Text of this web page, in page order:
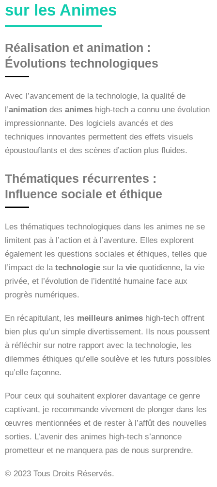
sur les Animes
Réalisation et animation :
Évolutions technologiques
Avec l’avancement de la technologie, la qualité de
l’animation des animes high-tech a connu une évolution
impressionnante. Des logiciels avancés et des
techniques innovantes permettent des effets visuels
époustouflants et des scènes d’action plus fluides.
Thématiques récurrentes :
Influence sociale et éthique
Les thématiques technologiques dans les animes ne se
limitent pas à l’action et à l’aventure. Elles explorent
également les questions sociales et éthiques, telles que
l’impact de la technologie sur la vie quotidienne, la vie
privée, et l’évolution de l’identité humaine face aux
progrès numériques.
En récapitulant, les meilleurs animes high-tech offrent
bien plus qu’un simple divertissement. Ils nous poussent
à réfléchir sur notre rapport avec la technologie, les
dilemmes éthiques qu’elle soulève et les futurs possibles
qu’elle façonne.
Pour ceux qui souhaitent explorer davantage ce genre
captivant, je recommande vivement de plonger dans les
œuvres mentionnées et de rester à l’affût des nouvelles
sorties. L’avenir des animes high-tech s’annonce
prometteur et ne manquera pas de nous surprendre.
© 2023 Tous Droits Réservés.